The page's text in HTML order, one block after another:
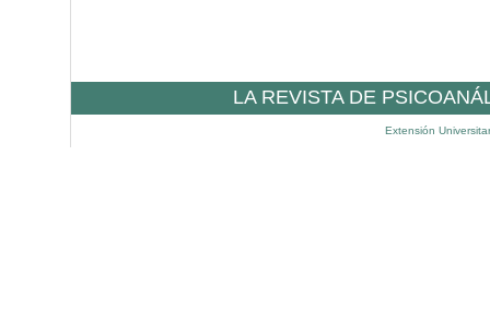
LA REVISTA DE
Extensión